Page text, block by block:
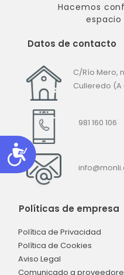
Accesibilidad
Hacemos
Datos de contacto
C/Río Mero,
Culleredo (A
981 160 106
Políticas de empresa
Política de Privacidad
Política de Cookies
Aviso Legal
Comunicado a